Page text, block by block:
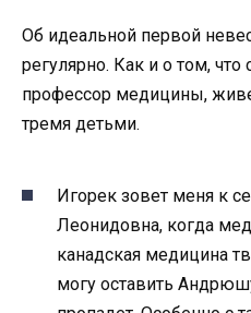
Об идеальной первой
регулярно. Как и о том,
профессор медицины,
тремя детьми.
Игорек зовет меня к
Леонидовна, когда
канадская медицина
могу оставить